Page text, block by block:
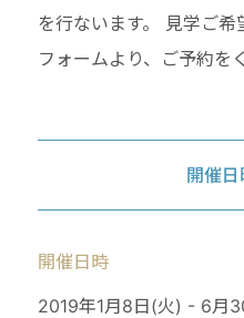
を行ないます。 見学ご
フォームより、ご予約を
開催
開催日時
2019年1月8日(火) - 6月